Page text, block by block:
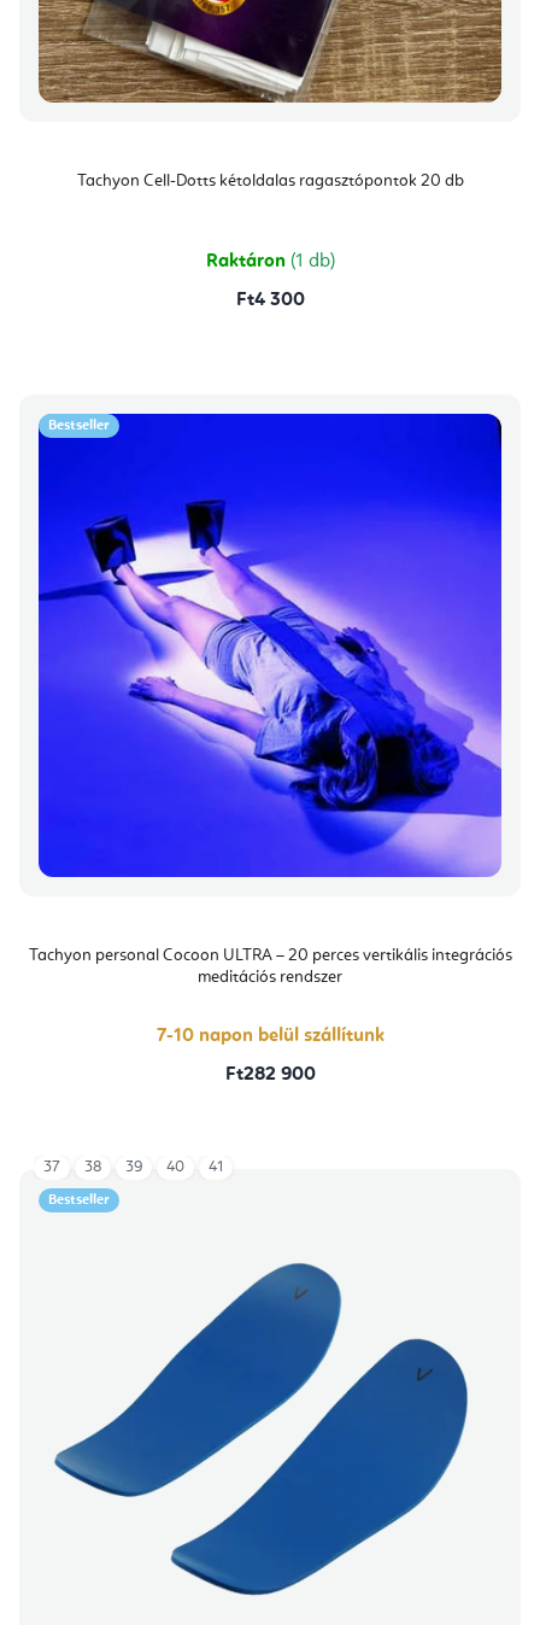
Tachyon Cell-Dotts kétoldalas ragasztópontok 20 db
Raktáron (1 db)
Ft4 300
Bestseller
Tachyon personal Cocoon ULTRA – 20 perces vertikális integrációs
meditációs rendszer
7-10 napon belül szállítunk
Ft282 900
Bestseller
37 38 39 40 41